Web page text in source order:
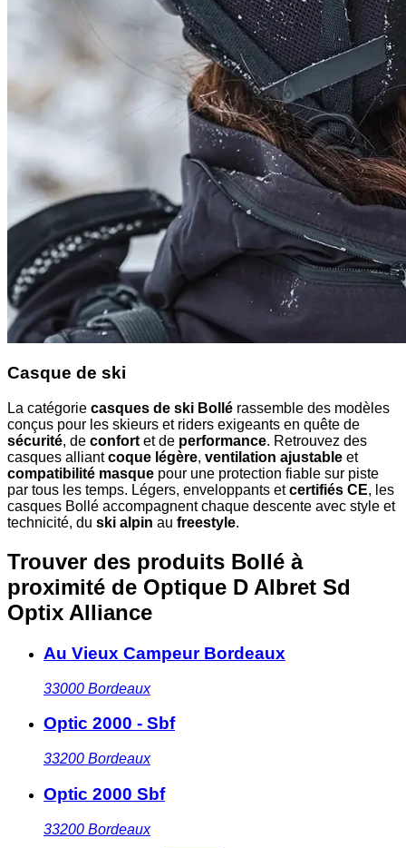
Casque de ski
La catégorie casques de ski Bollé rassemble des modèles
conçus pour les skieurs et riders exigeants en quête de
sécurité, de confort et de performance. Retrouvez des
casques alliantcoque légère, ventilation ajustable et
compatibilité masque pour une protection fiable sur piste
par tous les temps. Légers, enveloppants etcertifiés CE, les
casques Bollé accompagnent chaque descente avec style et
technicité, du ski alpin au freestyle.
Trouver des produits Bollé à
proximité de Optique D Albret Sd
Optix Alliance
Au Vieux Campeur Bordeaux
33000 Bordeaux
Optic 2000 - Sbf
33200 Bordeaux
Optic 2000 Sbf
33200 Bordeaux